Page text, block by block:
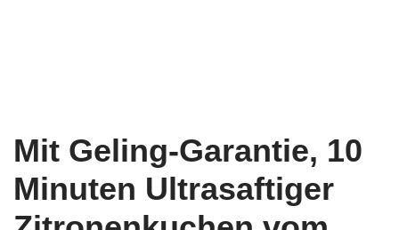
Mit Geling-Garantie, 10
Minuten Ultrasaftiger